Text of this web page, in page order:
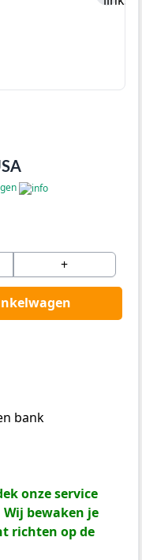
+
onze service
bewaken je
richten op de